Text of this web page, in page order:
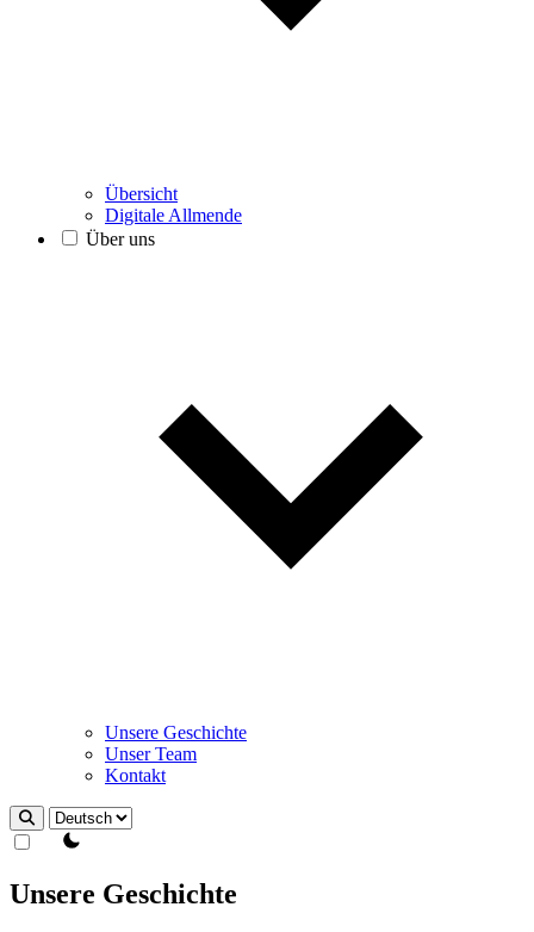
Übersicht
Digitale Allmende
Über uns
Unsere Geschichte
Unser Team
Kontakt
Design wechseln
Unsere Geschichte